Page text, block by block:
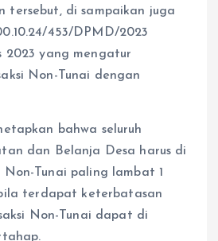
tersebut, di sampaikan juga
453/DPMD/2023
2023 yang mengatur
Non-Tunai dengan
bahwa seluruh
dan Belanja Desa harus di
Non-Tunai paling lambat 1
terdapat keterbatasan
Non-Tunai dapat di